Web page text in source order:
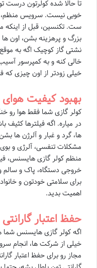
تا حالا شده کولرتون درست
خوبی نیست. سرویس منظم،
ست. تکنسین، قبل از اینکه
بزرگ و پرهزینه بشن، اون
نشتی گاز کوچیک اگه به
خالی کنه و به کمپرسور
خیلی زودتر از اون چیزی
بهبود کیفیت
کولر گازی شما فقط هوا رو
در میاره. اگه فیلترها کثیف
ها، گرد و غبار و آلرژن ها
مشکلات تنفسی، آلرژی و
منظم کولر گازی هایسنس،
خروجی دستگاه، پاک و سالم
برای سلامتی خودتون و
اهمیت بدید.
حفظ اعتبار
اگه کولر گازی هایسنس شما
خیلی از شرکت ها، انجام
مجاز رو برای حفظ اعتبار